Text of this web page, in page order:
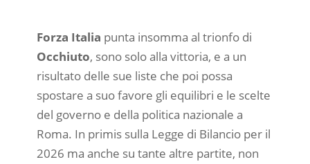
Forza Italia punta insomma al trionfo di
Occhiuto, sono solo alla vittoria, e a un
risultato delle sue liste che poi possa
spostare a suo favore gli equilibri e le scelte
del governo e della politica nazionale a
Roma. In primis sulla Legge di Bilancio per il
2026 ma anche su tante altre partite, non